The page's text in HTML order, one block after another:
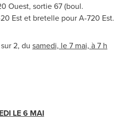
Ouest, sortie 67 (boul.
Est et bretelle pour A-720 Est.
2, du samedi, le 7 mai, à 7 h
LE 6 MAI